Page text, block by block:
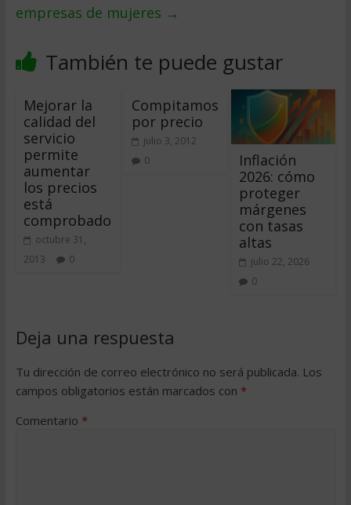
empresas de mujeres →
También te puede gustar
Mejorar la
calidad del
servicio
permite
aumentar
los precios 
está
comprobado
octubre 31,
2013
0
Compitamos
por precio
julio 3, 2012
0
Inflación
2026: cómo
proteger
márgenes
con tasas
altas
julio 22, 2026
0
Deja una respuesta
Tu dirección de correo electrónico no será publicada. Los
campos obligatorios están marcados con *
Comentario *